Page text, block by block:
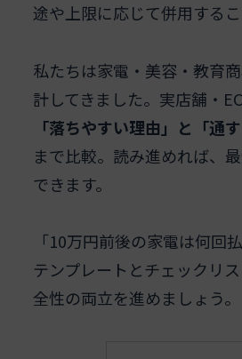
途や上限に応じて併用する
私たちは家電・美容・教育
計してきました。実店舗・
「落ちやすい理由」と「通
まで比較。読み進めれば、
できます。
「10万円前後の家電は何回
テンプレートとチェックリ
全性の両立を進めましょう。